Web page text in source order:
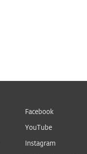
Facebook
YouTube
Instagram